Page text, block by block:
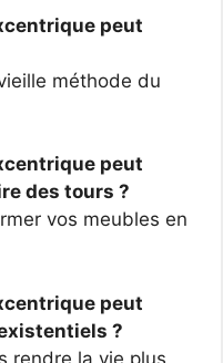
peut
méthode du
peut
des tours ?
vos meubles en
peut
?
rendre la vie plus